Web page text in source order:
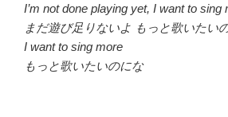
I’m not done playing yet, I want to sing
まだ遊び足りないよ もっと歌いたい
I want to sing more
もっと歌いたいのにな